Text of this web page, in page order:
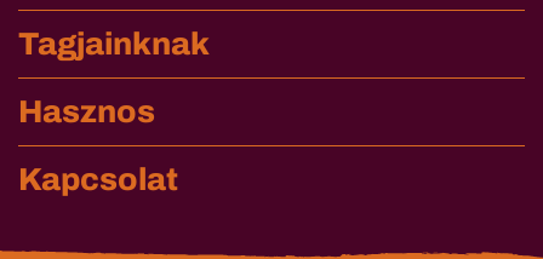
Tagjainknak
Hasznos
Kapcsolat